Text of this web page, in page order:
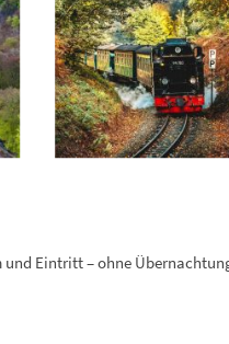
und Eintritt – ohne